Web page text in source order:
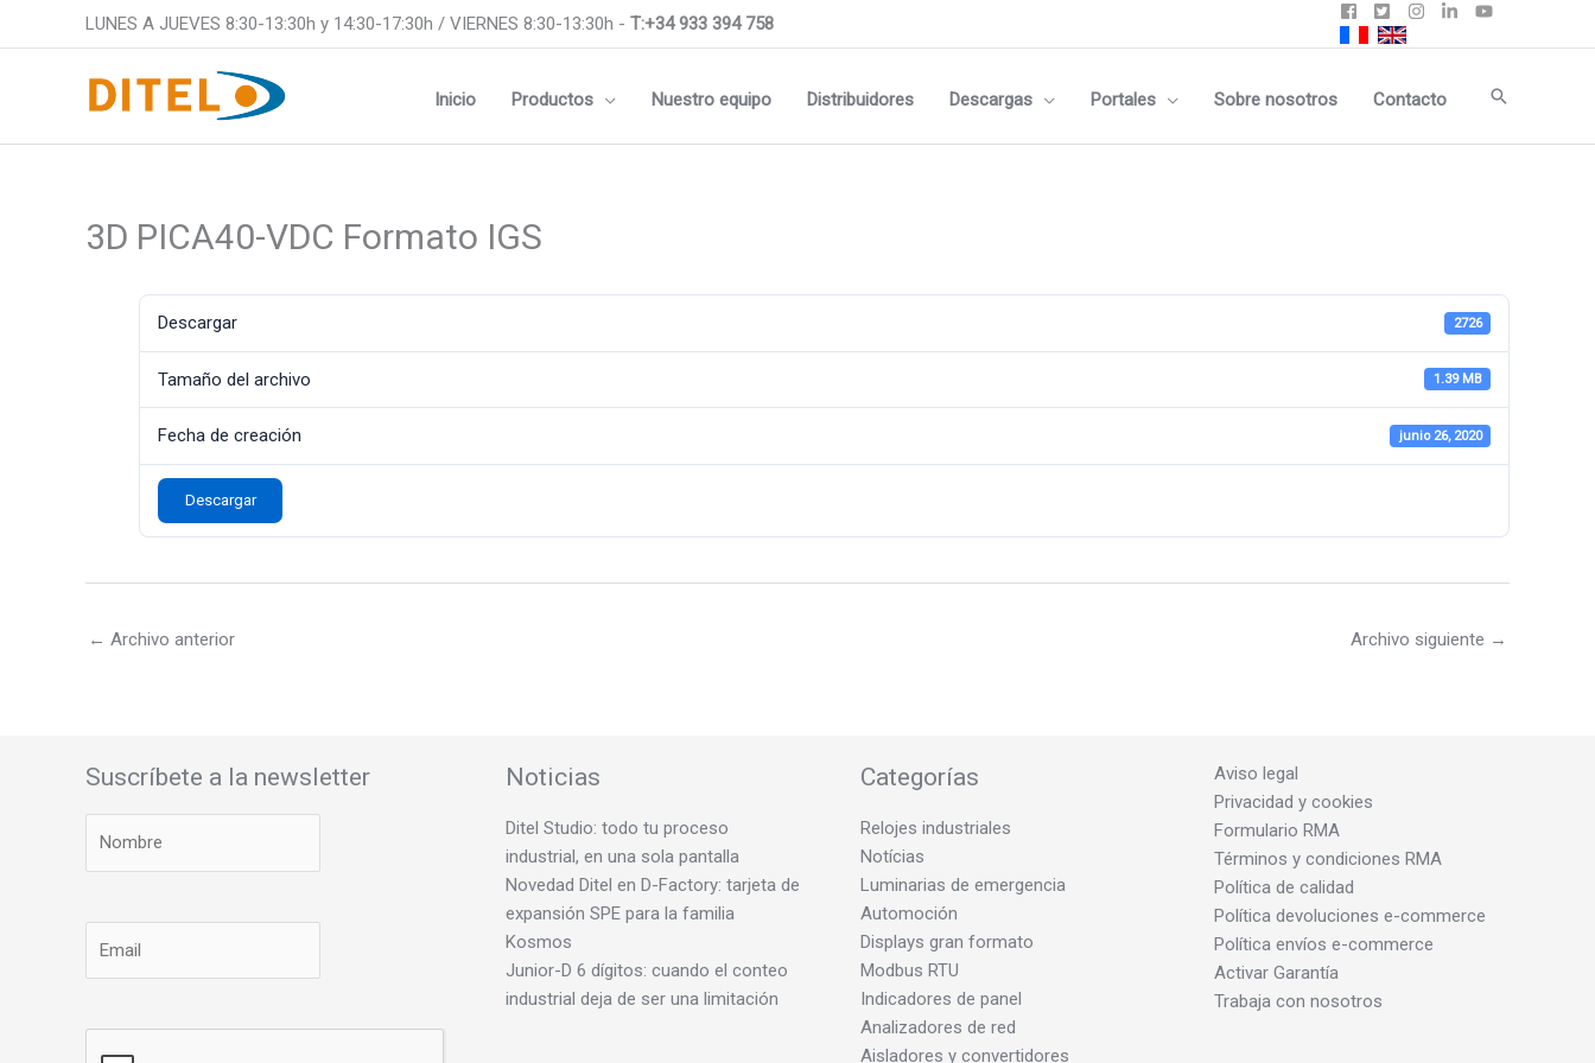
LUNES A JUEVES 8:30-13:30h y 14:30-17:30h / VIERNES 8:30-13:30h - T:+34 933 394 758
Inicio Productos Nuestro equipo Distribuidores Descargas Portales Sobre nosotros Contacto Buscar
3D PICA40-VDC Formato IGS
Descargar 2726
Tamaño del archivo 1.39 MB
Fecha de creación junio 26, 2020
Descargar
← Archivo anterior Archivo siguiente →
Suscríbete a la newsletter Noticias
Ditel Studio: todo tu proceso
industrial, en una sola pantalla
Novedad Ditel en D-Factory: tarjeta de
expansión SPE para la familia
Kosmos
Junior-D 6 dígitos: cuando el conteo
industrial deja de ser una limitación
Categorías
Relojes industriales
Notícias
Luminarias de emergencia
Automoción
Displays gran formato
Modbus RTU
Indicadores de panel
Analizadores de red
Aisladores y convertidores
Aviso legal
Privacidad y cookies
Formulario RMA
Términos y condiciones RMA
Política de calidad
Política devoluciones e-commerce
Política envíos e-commerce
Activar Garantía
Trabaja con nosotros